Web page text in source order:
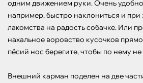
одним движением руки. Очень
например, быстро наклониться и при
лакомства на радость собачке. Или
нахальное воровство кусочков
пёсий нос берегите, чтобы по нему
Внешний карман поделен на две